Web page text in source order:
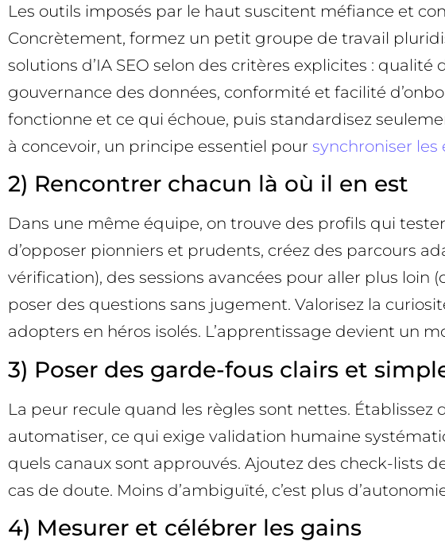
Les outils imposés par le haut suscitent méfiance et
Concrètement, formez un petit groupe de travail
solutions d’IA SEO selon des critères explicites :
gouvernance des données, conformité et facilité
fonctionne et ce qui échoue, puis standardisez
à concevoir, un principe essentiel pour synchroniser les
2) Rencontrer chacun là où il en est
Dans une même équipe, on trouve des profils qui
d’opposer pionniers et prudents, créez des parcours
vérification), des sessions avancées pour aller plus loin
poser des questions sans jugement. Valorisez la
adopters en héros isolés. L’apprentissage devient un
3) Poser des garde-fous clairs et
La peur recule quand les règles sont nettes. Établissez
automatiser, ce qui exige validation humaine
quels canaux sont approuvés. Ajoutez des check-lists
cas de doute. Moins d’ambiguïté, c’est plus
4) Mesurer et célébrer les gains